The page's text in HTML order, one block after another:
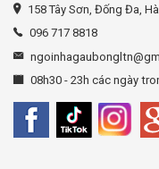
158 Tây Sơn, Đống Đa,
096 717 8818
08h30 - 23h các ngày